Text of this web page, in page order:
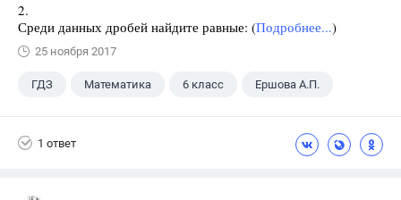
2.
Среди данных дробей найдите равные: (Подробнее...)
25 ноября 2017
ГДЗ Математика 6 класс Ершова А.П.
1 ответ